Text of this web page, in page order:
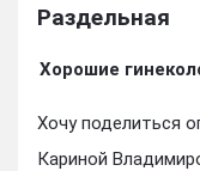
Раздельная
Хорошие
Хочу поделиться
Кариной